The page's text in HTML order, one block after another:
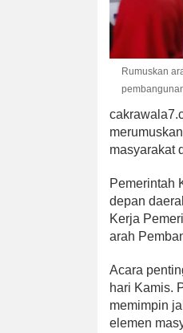
Rumuskan
masyarakat
Pemerintah
depan
Kerja
arah
Acara
hari Kamis.
memimpin
elemen